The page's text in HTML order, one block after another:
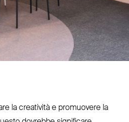
la creatività e pro­muovere la